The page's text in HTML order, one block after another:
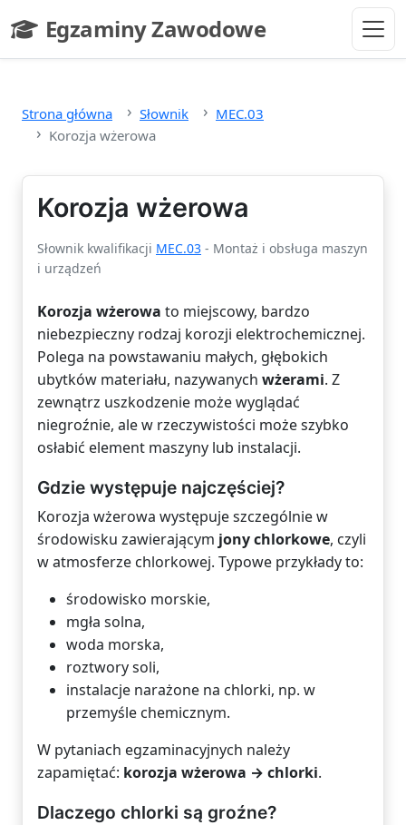
Egzaminy Zawodowe
- strona główna
Strona główna Słownik
MEC.03
Korozja wżerowa
Korozja wżerowa
Słownik kwalifikacji MEC.03 - Montaż i obsługa maszyn
i urządzeń
Korozja wżerowa to miejscowy, bardzo
niebezpieczny rodzaj korozji elektrochemicznej.
Polega na powstawaniu małych, głębokich
ubytków materiału, nazywanych wżerami. Z
zewnątrz uszkodzenie może wyglądać
niegroźnie, ale w rzeczywistości może szybko
osłabić element maszyny lub instalacji.
Gdzie występuje najczęściej?
Korozja wżerowa występuje szczególnie w
środowisku zawierającym jony chlorkowe, czyli
w atmosferze chlorkowej. Typowe przykłady to:
środowisko morskie,
mgła solna,
woda morska,
roztwory soli,
instalacje narażone na chlorki, np. w
przemyśle chemicznym.
W pytaniach egzaminacyjnych należy
zapamiętać: korozja wżerowa → chlorki.
Dlaczego chlorki są groźne?